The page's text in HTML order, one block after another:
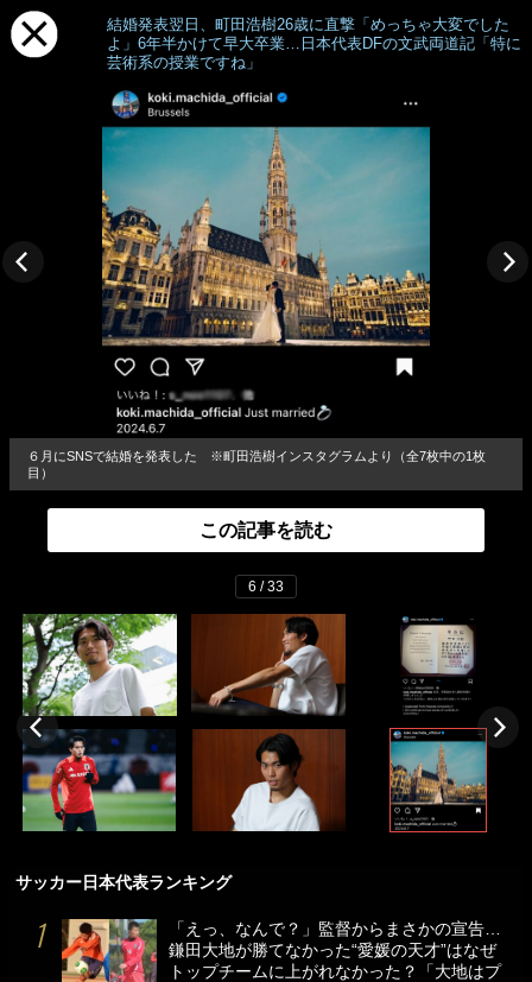
結婚発表翌日、町田浩樹26歳に直撃「めっちゃ大変でした
よ」6年半かけて早大卒業…日本代表DFの文武両道記「特に
芸術系の授業ですね」
６月にSNSで結婚を発表した ※町田浩樹インスタグラムより（全7枚中の1枚
目）
この記事を読む
6 / 33
サッカー日本代表ランキング
「えっ、なんで？」監督からまさかの宣告…
鎌田大地が勝てなかった“愛媛の天才”はなぜ
トップチームに上がれなかった？「大地はプ